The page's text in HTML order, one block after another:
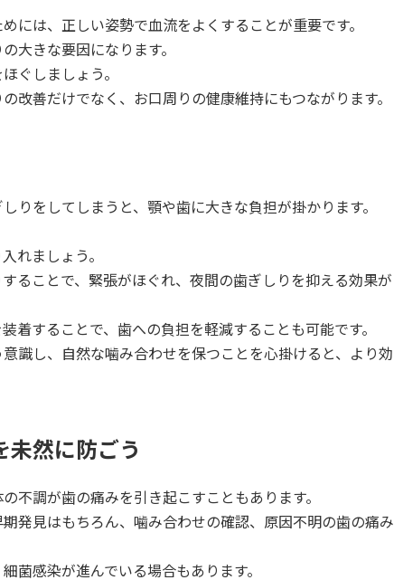
には、正しい姿勢で血流をよくすることが重要です。
大きな要因になります。
ぐしましょう。
改善だけでなく、お口周りの健康維持にもつながります。
りをしてしまうと、顎や歯に大きな負担が掛かります。
れましょう。
ることで、緊張がほぐれ、夜間の歯ぎしりを抑える効果が
着することで、歯への負担を軽減することも可能です。
識し、自然な噛み合わせを保つことを心掛けると、より効
未然に防ごう
不調が歯の痛みを引き起こすこともあります。
発見はもちろん、噛み合わせの確認、原因不明の歯の痛み
菌感染が進んでいる場合もあります。